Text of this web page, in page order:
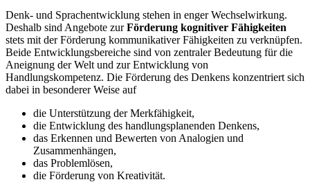
Denk- und Sprachentwicklung stehen in enger Wechselwirkung.
Deshalb sind Angebote zurFörderung kognitiver Fähigkeiten
stets mit der Förderung kommunikativer Fähigkeiten zu verknüpfen.
Beide Entwicklungsbereiche sind von zentraler Bedeutung für die
Aneignung der Welt und zur Entwicklung von
Handlungskompetenz. Die Förderung des Denkens konzentriert sich
dabei in besonderer Weise auf
die Unterstützung der Merkfähigkeit,
die Entwicklung des handlungsplanenden Denkens,
das Erkennen und Bewerten von Analogien und
Zusammenhängen,
das Problemlösen,
die Förderung von Kreativität.